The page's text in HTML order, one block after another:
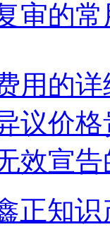
审的
用的
议价
效宣
正知